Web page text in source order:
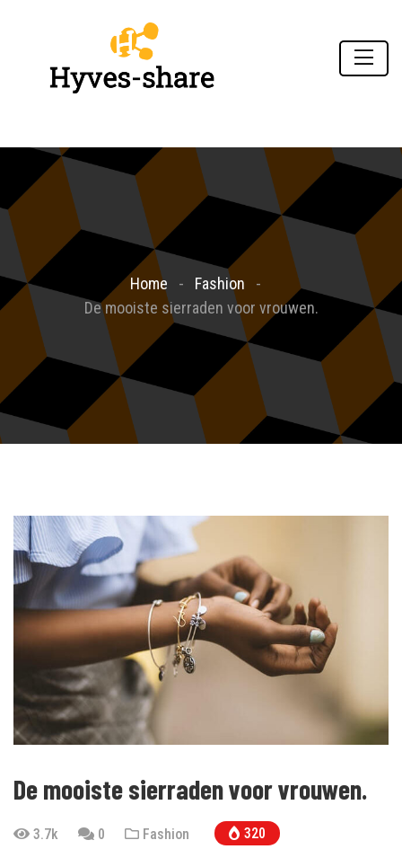
Home
Fashion
De mooiste sierraden voor vrouwen.
De mooiste sierraden voor vrouwen.
3.7k 0 Fashion 320